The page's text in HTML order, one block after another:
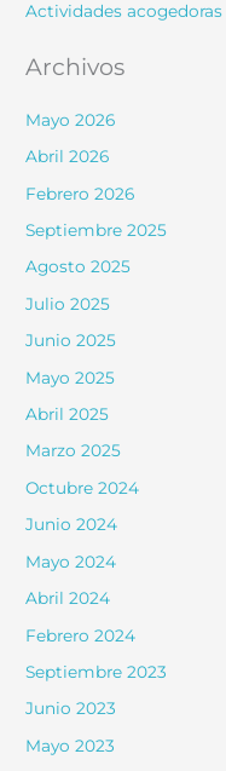
Actividades
Archivos
Mayo 2026
Abril 2026
Febrero 2026
Septiembre 2025
Agosto 2025
Julio 2025
Junio 2025
Mayo 2025
Abril 2025
Marzo 2025
Octubre 2024
Junio 2024
Mayo 2024
Abril 2024
Febrero 2024
Septiembre 2023
Junio 2023
Mayo 2023